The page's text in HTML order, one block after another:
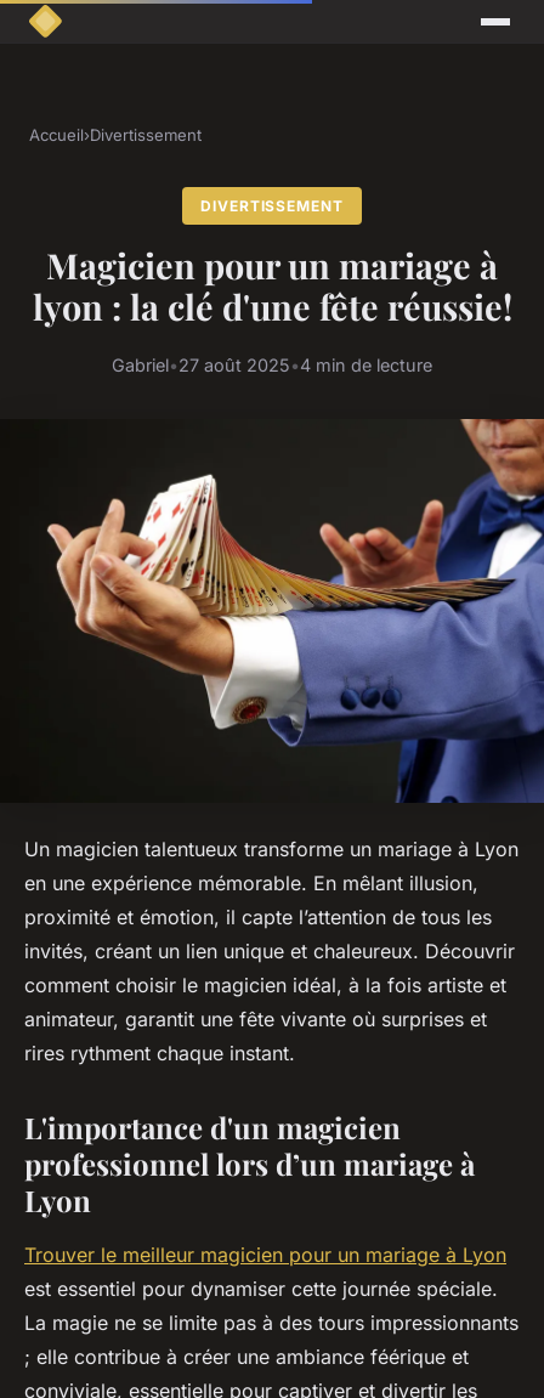
Accueil›Divertissement
DIVERTISSEMENT
Magicien pour un mariage à
lyon : la clé d'une fête réussie!
Gabriel•27 août 2025•4 min de lecture
Un magicien talentueux transforme un mariage à Lyon
en une expérience mémorable. En mêlant illusion,
proximité et émotion, il capte l’attention de tous les
invités, créant un lien unique et chaleureux. Découvrir
comment choisir le magicien idéal, à la fois artiste et
animateur, garantit une fête vivante où surprises et
rires rythment chaque instant.
L'importance d'un magicien
professionnel lors d’un mariage à
Lyon
Trouver le meilleur magicien pour un mariage à Lyon
est essentiel pour dynamiser cette journée spéciale.
La magie ne se limite pas à des tours impressionnants
; elle contribue à créer une ambiance féérique et
conviviale, essentielle pour captiver et divertir les